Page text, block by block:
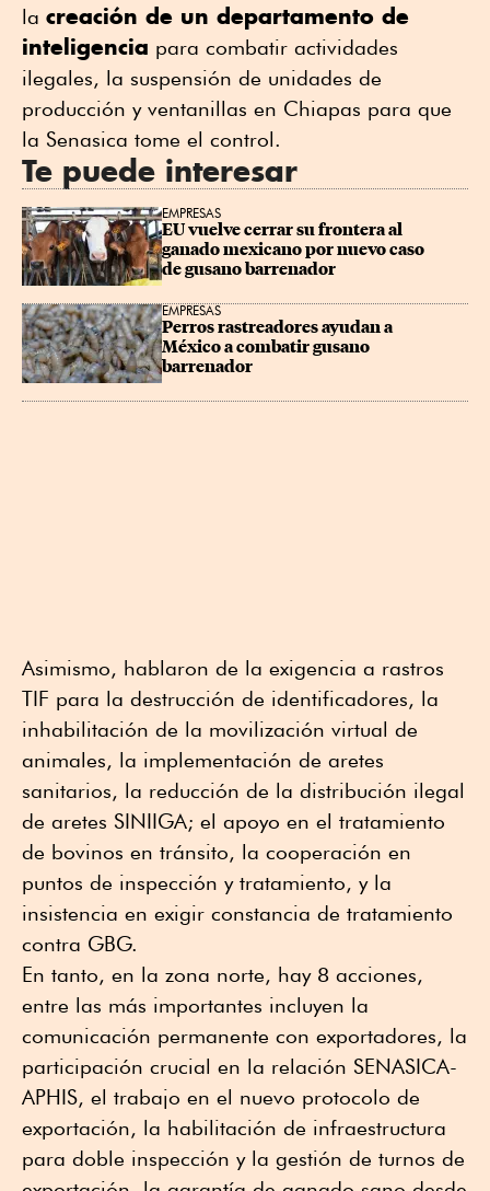
la creación de un departamento de
inteligencia para combatir actividades
ilegales, la suspensión de unidades de
producción y ventanillas en Chiapas para que
la Senasica tome el control.
Te puede interesar
EMPRESAS
EU vuelve cerrar su frontera al
ganado mexicano por nuevo caso
de gusano barrenador
EMPRESAS
Perros rastreadores ayudan a
México a combatir gusano
barrenador
Asimismo, hablaron de la exigencia a rastros
TIF para la destrucción de identificadores, la
inhabilitación de la movilización virtual de
animales, la implementación de aretes
sanitarios, la reducción de la distribución ilegal
de aretes SINIIGA; el apoyo en el tratamiento
de bovinos en tránsito, la cooperación en
puntos de inspección y tratamiento, y la
insistencia en exigir constancia de tratamiento
contra GBG.
En tanto, en la zona norte, hay 8 acciones,
entre las más importantes incluyen la
comunicación permanente con exportadores, la
participación crucial en la relación SENASICA-
APHIS, el trabajo en el nuevo protocolo de
exportación, la habilitación de infraestructura
para doble inspección y la gestión de turnos de